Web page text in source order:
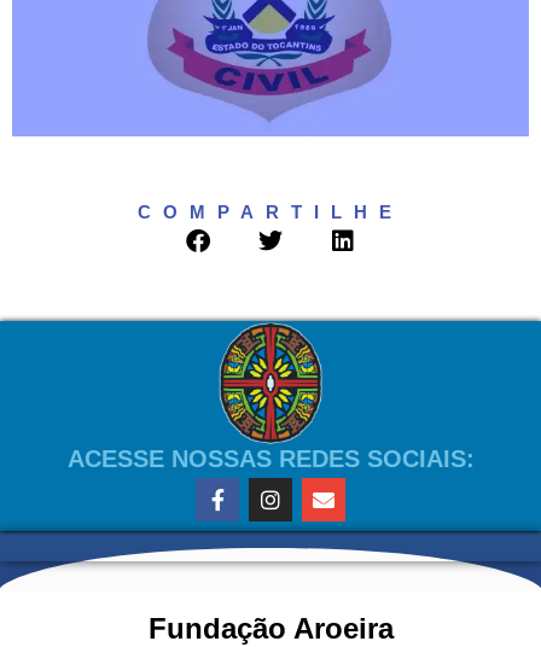
COMPARTILHE
ACESSE NOSSAS REDES SOCIAIS:
Fundação Aroeira